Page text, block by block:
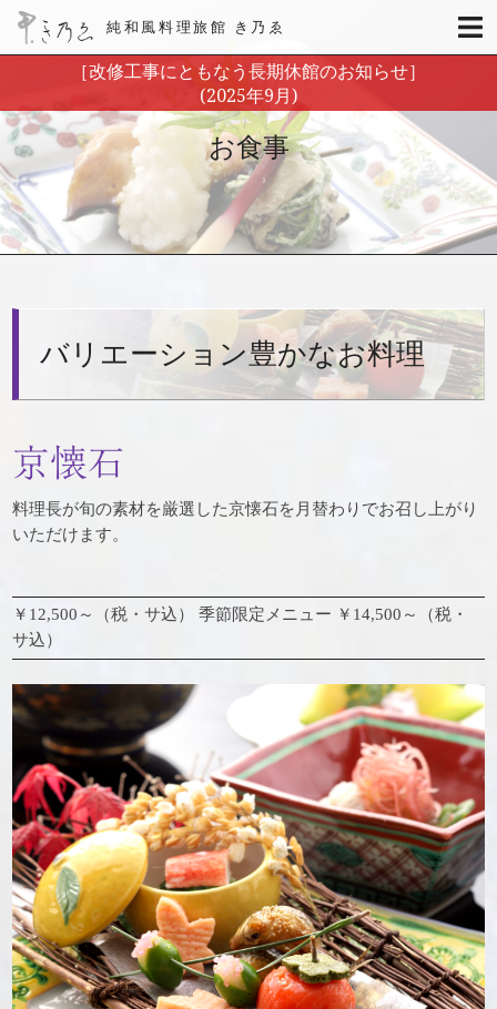
純和風料理旅館 き乃ゑ
［改修工事にともなう長期休館のお知らせ］
(2025年9月)
お食事
バリエーション豊かなお料理
京懐石
料理長が旬の素材を厳選した京懐石を月替わりでお召し上がり
いただけます。
￥12,500～（税・サ込） 季節限定メニュー ￥14,500～（税・
サ込）